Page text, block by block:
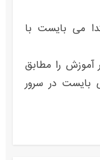
می بایست با
آموزش را مطابق
بایست در سرور